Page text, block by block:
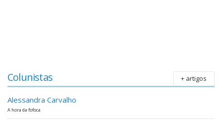
Colunistas + artigos
Alessandra Carvalho
A hora da fofoca